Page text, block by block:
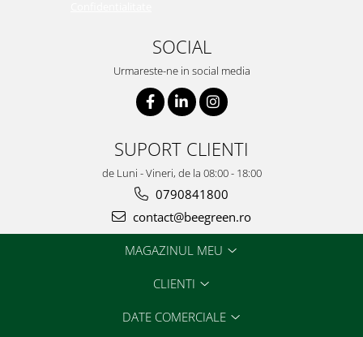
SOCIAL
Urmareste-ne in social media
SUPORT CLIENTI
de Luni - Vineri, de la 08:00 - 18:00
0790841800
contact@beegreen.ro
MAGAZINUL MEU
CLIENTI
DATE COMERCIALE